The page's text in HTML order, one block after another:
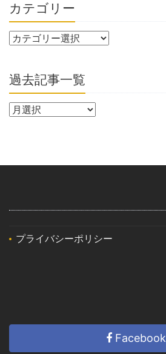
カテゴリー
過去記事一覧
プライバシーポリシー
Facebook